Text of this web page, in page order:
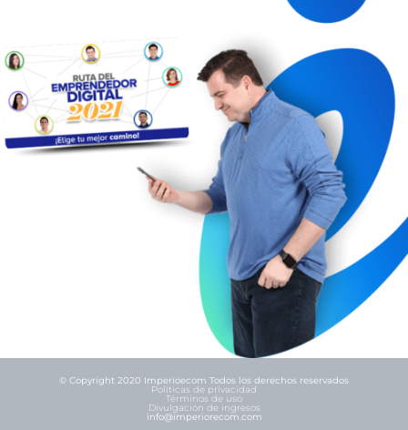
© Copyright 2020 Imperioecom Todos los derechos reservados
Políticas de privacidad
Términos de uso
Divulgación de ingresos
info@imperiorecom.com